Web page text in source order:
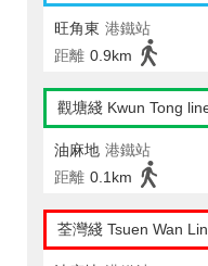
旺角東 港鐵站
距離 0.9km
觀塘綫 Kwun Tong
油麻地 港鐵站
距離 0.1km
荃灣綫 Tsuen Wan